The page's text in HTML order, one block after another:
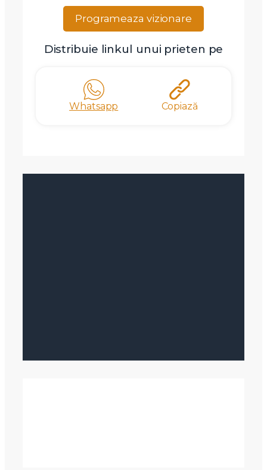
Programeaza vizionare
Distribuie linkul unui prieten pe
Whatsapp Copiază